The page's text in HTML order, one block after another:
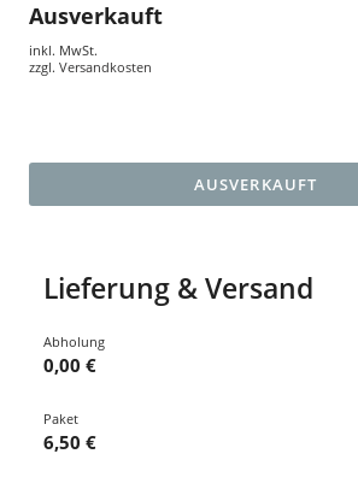
Ausverkauft
inkl. MwSt.
zzgl. Versandkosten
AUSVERKAUFT
Lieferung & Versand
Abholung
0,00 €
Paket
6,50 €